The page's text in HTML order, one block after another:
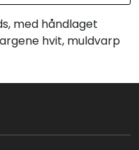
med håndlaget
hvit, muldvarp